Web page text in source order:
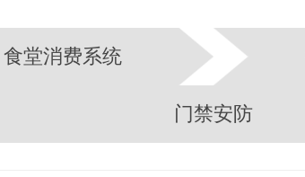
食堂消费系统
门禁安防